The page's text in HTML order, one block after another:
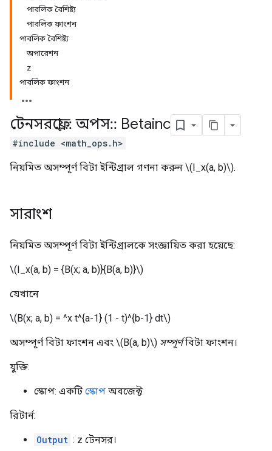
পাবলিক বৈশিষ্ট্য
পাবলিক ফাংশন
পাবলিক বৈশিষ্ট্য
অপারেশন
z
পাবলিক ফাংশন
টেনসরফ্লো:: অপস:: Betainc
#include <math_ops.h>
নিয়মিত অসম্পূর্ণ বিটা ইন্টিগ্রাল গণনা করুন \(I_x(a, b)\).
সারাংশ
নিয়মিত অসম্পূর্ণ বিটা ইন্টিগ্রালকে সংজ্ঞায়িত করা হয়েছে:
\(I_x(a, b) = {B(x; a, b)}{B(a, b)}\)
যেখানে
\(B(x; a, b) = ^x t^{a-1} (1 - t)^{b-1} dt\)
অসম্পূর্ণ বিটা ফাংশন এবং \(B(a, b)\) সম্পূর্ণবিটা ফাংশন।
যুক্তি:
স্কোপ: একটি স্কোপ অবজেক্ট
রিটার্ন:
Output : z টেনসর।